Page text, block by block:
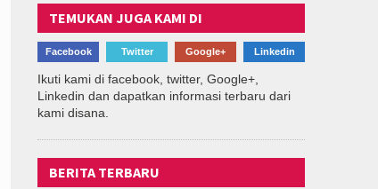
TEMUKAN JUGA KAMI DI
Facebook Twitter Google+ Linkedin
Ikuti kami di facebook, twitter, Google+,
Linkedin dan dapatkan informasi terbaru dari
kami disana.
BERITA TERBARU